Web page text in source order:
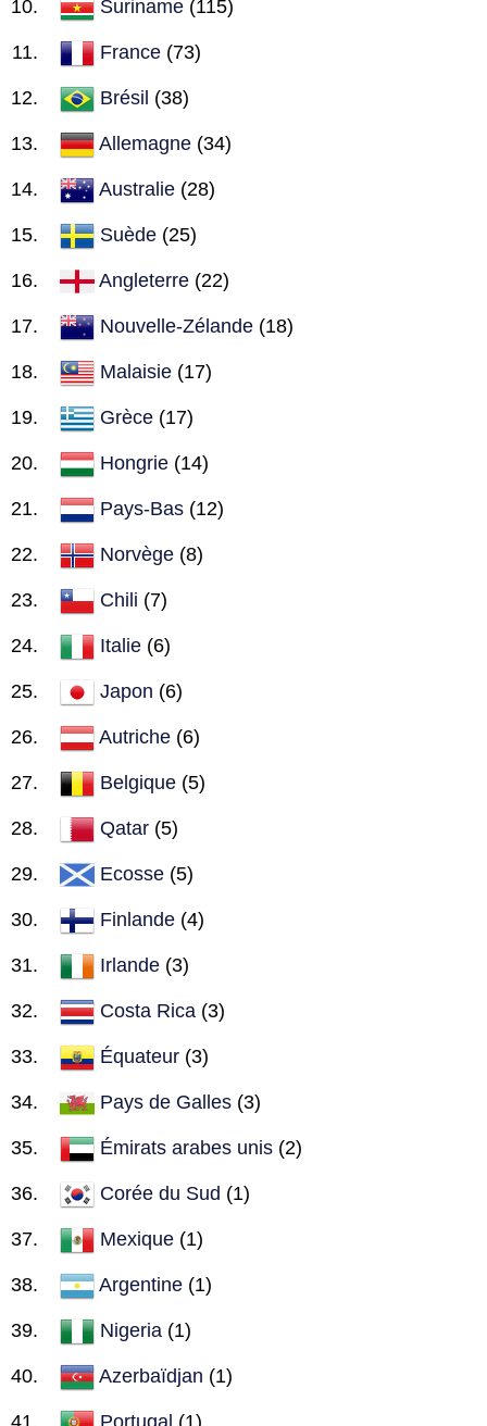
Suriname (115)
France (73)
Brésil (38)
Allemagne (34)
Australie (28)
Suède (25)
Angleterre (22)
Nouvelle-Zélande (18)
Malaisie (17)
Grèce (17)
Hongrie (14)
Pays-Bas (12)
Norvège (8)
Chili (7)
Italie (6)
Japon (6)
Autriche (6)
Belgique (5)
Qatar (5)
Ecosse (5)
Finlande (4)
Irlande (3)
Costa Rica (3)
Équateur (3)
Pays de Galles (3)
Émirats arabes unis (2)
Corée du Sud (1)
Mexique (1)
Argentine (1)
Nigeria (1)
Azerbaïdjan (1)
Portugal (1)